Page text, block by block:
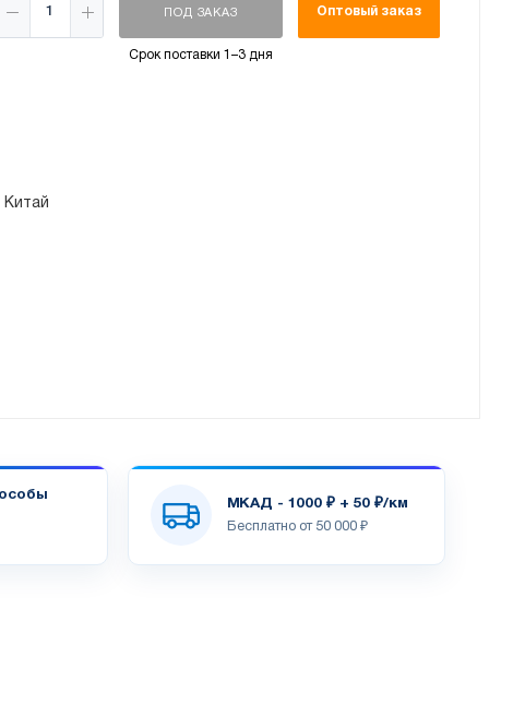
ПОД ЗАКАЗ
Срок поставки 1–3 дня
Оптовый заказ
Китай
МКАД - 1000 ₽ + 50 ₽/км
Бесплатно от 50 000 ₽